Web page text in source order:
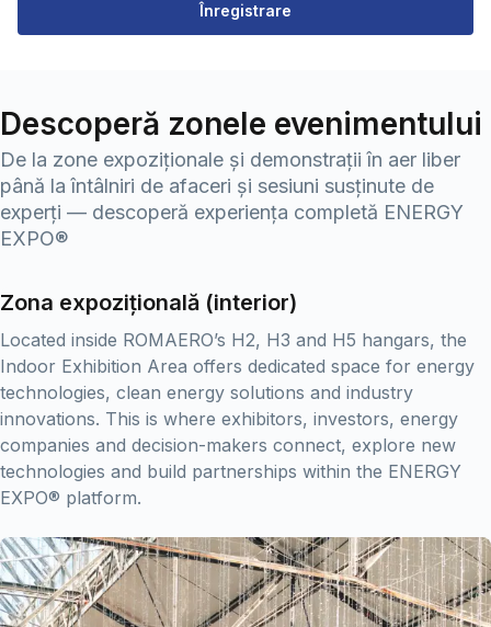
Înregistrare
Descoperă zonele evenimentului
De la zone expoziționale și demonstrații în aer liber
până la întâlniri de afaceri și sesiuni susținute de
experți — descoperă experiența completă ENERGY
EXPO®
Zona expozițională (interior)
Located inside ROMAERO’s H2, H3 and H5 hangars, the
Indoor Exhibition Area offers dedicated space for energy
technologies, clean energy solutions and industry
innovations. This is where exhibitors, investors, energy
companies and decision-makers connect, explore new
technologies and build partnerships within the ENERGY
EXPO® platform.